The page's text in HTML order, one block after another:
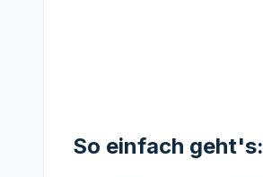
So einfach geht's: